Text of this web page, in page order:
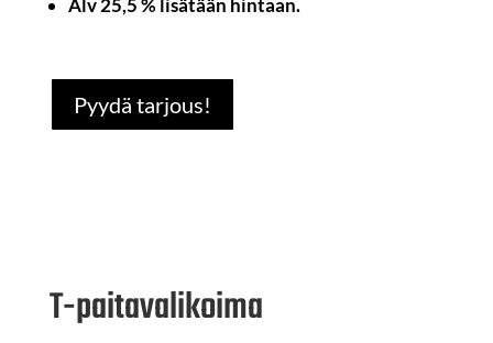
Alv 25,5 % lisätään hintaan.
Pyydä tarjous!
T-paitavalikoima